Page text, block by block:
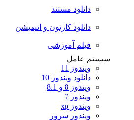
دانلود مستند
دانلود کارتون و انیمیشن
فیلم آموزشی
سیستم عامل
ویندوز 11
دانلود ویندوز 10
ویندوز 8 و 8.1
ویندوز 7
ویندوز xp
ویندوز سرور